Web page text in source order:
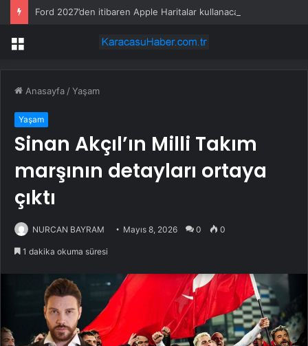
Ford 2027’den itibaren Apple Haritalar kullanacak
Menü
Anasayfa /Yaşam
Yaşam
Sinan Akçıl’ın Milli Takım
marşının detayları ortaya
çıktı
NURCAN BAYRAM Mayıs 8, 2026 0 0
1 dakika okuma süresi